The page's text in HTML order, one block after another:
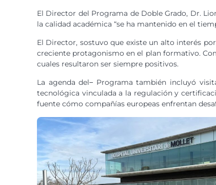
El Director del Programa de Doble Grado, Dr.
la calidad académica “se ha mantenido en el
El Director, sostuvo que existe un alto interés
creciente protagonismo en el plan formativo.
cuales resultaron ser siempre positivos.
La agenda del
Programa también incluyó
tecnológica vinculada a la regulación y
fuente cómo compañías europeas enfrentan